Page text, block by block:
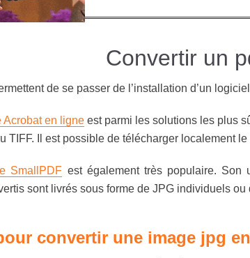
Convertir un
de se passer de l’installation d’un
Acrobat en ligne est parmi les solutions les plus
TIFF. Il est possible de télécharger localement
SmallPDF est également très populaire. Son
sont livrés sous forme de JPG individuels ou
convertir une image jpg